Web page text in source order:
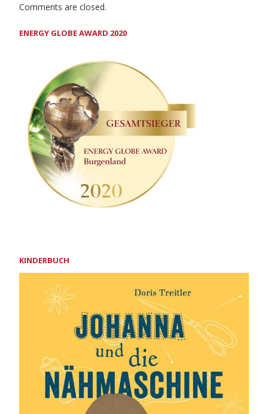
Comments are closed.
ENERGY GLOBE AWARD 2020
KINDERBUCH